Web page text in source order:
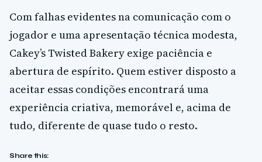
Com falhas evidentes na comunicação com o
jogador e uma apresentação técnica modesta,
Cakey’s Twisted Bakery exige paciência e
abertura de espírito. Quem estiver disposto a
aceitar essas condições encontrará uma
experiência criativa, memorável e, acima de
tudo, diferente de quase tudo o resto.
Share this: